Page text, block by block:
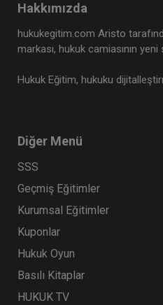
Hakkımızda
hukukegitim.com Aristo
markası, hukuk camiasının yeni
Hukuk Eğitim, hukuku
Diğer Menü
SSS
Geçmiş Eğitimler
Kurumsal Eğitimler
Kuponlar
Hukuk Oyun
Basılı Kitaplar
HUKUK TV